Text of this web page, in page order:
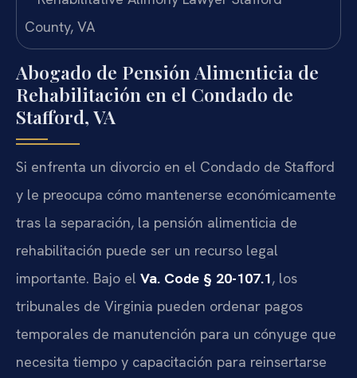
Abogado de Pensión Alimenticia de
Rehabilitación en el Condado de
Stafford, VA
Si enfrenta un divorcio en el Condado de Stafford
y le preocupa cómo mantenerse económicamente
tras la separación, la pensión alimenticia de
rehabilitación puede ser un recurso legal
importante. Bajo el Va. Code § 20-107.1, los
tribunales de Virginia pueden ordenar pagos
temporales de manutención para un cónyuge que
necesita tiempo y capacitación para reinsertarse